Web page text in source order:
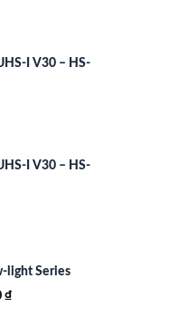
I V30 – HS-
I V30 – HS-
light Series
₫